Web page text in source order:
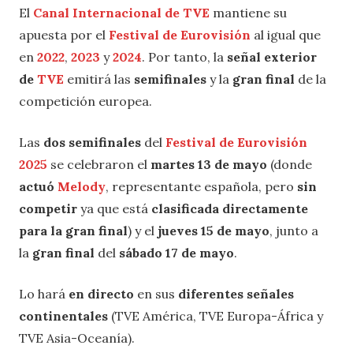
El Canal Internacional de TVE mantiene su
apuesta por el Festival de Eurovisión al igual que
en 2022, 2023 y2024. Por tanto, la señal exterior
de TVE emitirá las semifinales y la gran final de la
competición europea.
Las dos semifinales del Festival de Eurovisión
2025 se celebraron el martes 13 de mayo (donde
actuó Melody, representante española, pero sin
competir ya que está clasificada directamente
para la gran final) y el jueves 15 de mayo, junto a
la gran final del sábado 17 de mayo.
Lo hará en directo en sus diferentes señales
continentales (TVE América, TVE Europa-África y
TVE Asia-Oceanía).